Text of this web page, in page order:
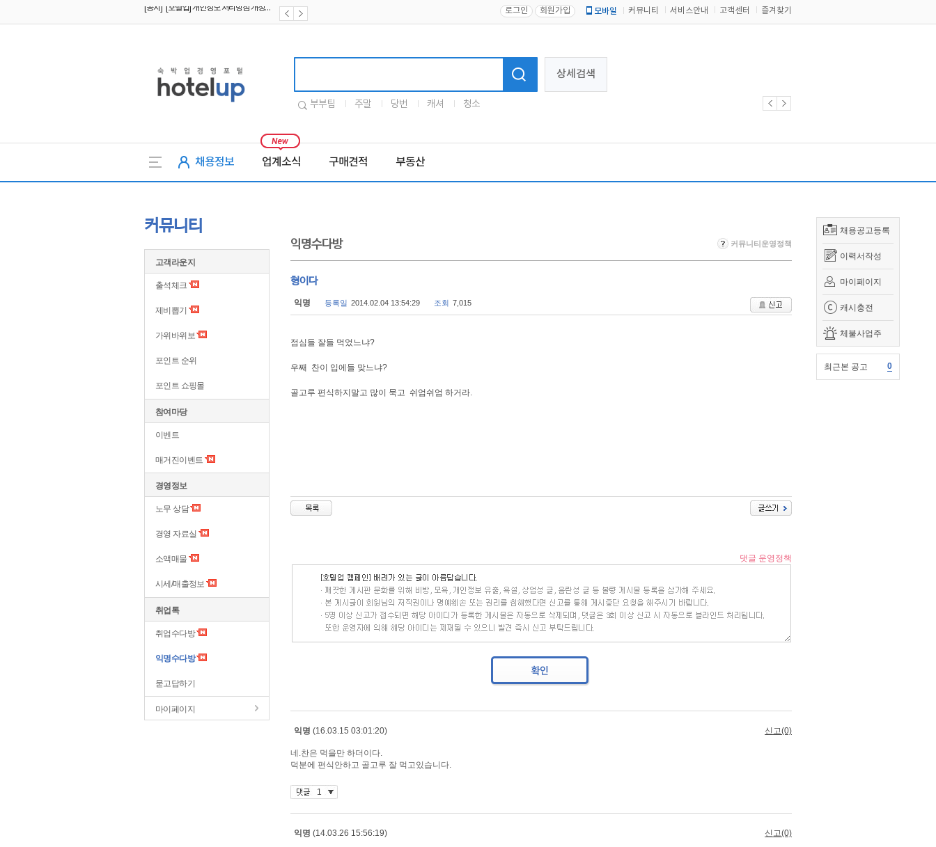
[공지] [호텔업] 유료서비스 이용약관 개정본2 (19.09.02) 로그인 회원가입 모바일 커뮤니티 서비스안내 고객센터 즐겨찾기
상세검색
부부팀 주말 당번 캐셔 청소
채용정보 업계소식 구매견적 부동산
채용공고등록
이력서작성
마이페이지
캐시충전
체불사업주
최근본 공고 0
커뮤니티
고객라운지
출석체크
제비뽑기
가위바위보
포인트 순위
포인트 쇼핑몰
참여마당
이벤트
매거진이벤트
경영정보
노무 상담
경영 자료실
소액매물
시세/매출정보
취업톡
취업수다방
익명수다방
묻고답하기
마이페이지
익명수다방 커뮤니티운영정책
형이다
익명 등록일 2014.02.04 13:54:29 조회 7,015
점심들 잘들 먹었느냐?
우째 찬이 입에들 맞느냐?
골고루 편식하지말고 많이 묵고 쉬엄쉬엄 하거라.